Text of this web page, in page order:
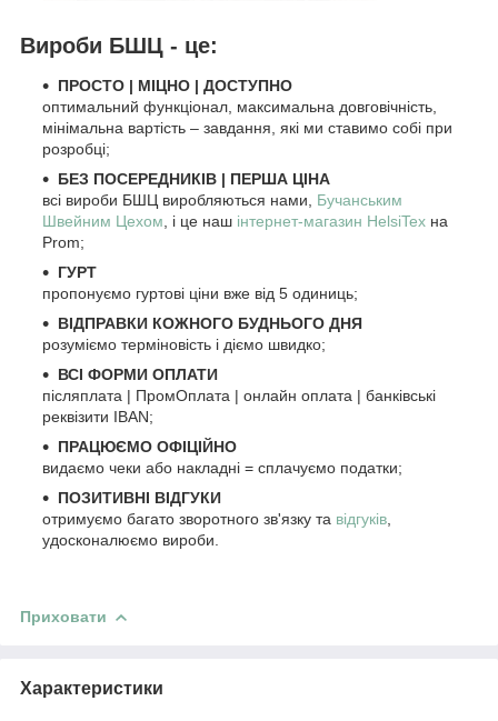
Вироби БШЦ - це:
ПРОСТО | МІЦНО | ДОСТУПНО
оптимальний функціонал, максимальна довговічність,
мінімальна вартість – завдання, які ми ставимо собі при
розробці;
БЕЗ ПОСЕРЕДНИКІВ | ПЕРША ЦІНА
всі вироби БШЦ виробляються нами, Бучанським
Швейним Цехом , і це наш інтернет-магазин HelsiTex на
Prom;
ГУРТ
пропонуємо гуртові ціни вже від 5 одиниць;
ВІДПРАВКИ КОЖНОГО БУДНЬОГО ДНЯ
розуміємо терміновість і діємо швидко;
ВСІ ФОРМИ ОПЛАТИ
післяплата | ПромОплата | онлайн оплата | банківські
реквізити IBAN;
ПРАЦЮЄМО ОФІЦІЙНО
видаємо чеки або накладні = сплачуємо податки;
ПОЗИТИВНІ ВІДГУКИ
отримуємо багато зворотного зв'язку та відгуків
удосконалюємо вироби.
Приховати
Характеристики